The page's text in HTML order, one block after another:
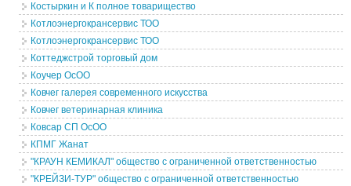
Костыркин и К полное товарищество
Котлоэнергокрансервис ТОО
Котлоэнергокрансервис ТОО
Коттеджстрой торговый дом
Коучер ОсОО
Ковчег галерея современного искусства
Ковчег ветеринарная клиника
Ковсар СП ОсОО
КПМГ Жанат
"КРАУН КЕМИКАЛ" общество с ограниченной ответственностью
"КРЕЙЗИ-ТУР" общество с ограниченной ответственностью